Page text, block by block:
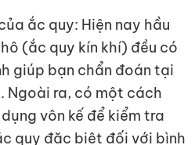
ắc quy: Hiện nay hầu
(ắc quy kín khí) đều có
giúp bạn chẩn đoán tại
Ngoài ra, có một cách
vôn kế để kiểm tra
quy đặc biệt đối với bình